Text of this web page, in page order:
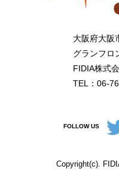
大阪府大阪
グランフロ
FIDIA株式
TEL：06-
FOLLOW US
Copyright(c).